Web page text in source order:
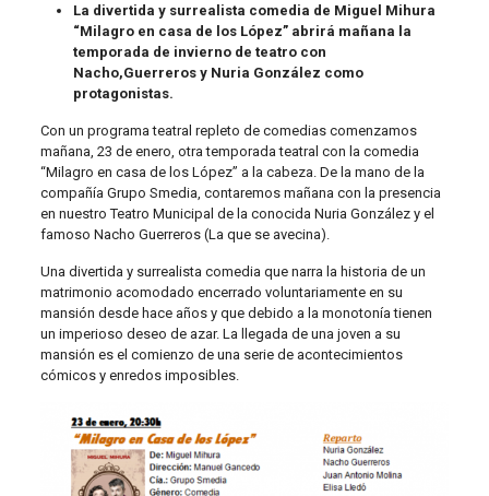
La divertida y surrealista comedia de Miguel Mihura
“Milagro en casa de los López” abrirá mañana la
temporada de invierno de teatro con
Nacho,Guerreros y Nuria González como
protagonistas.
Con un programa teatral repleto de comedias comenzamos
mañana, 23 de enero, otra temporada teatral con la comedia
“Milagro en casa de los López” a la cabeza. De la mano de la
compañía Grupo Smedia, contaremos mañana con la presencia
en nuestro Teatro Municipal de la conocida Nuria González y el
famoso Nacho Guerreros (La que se avecina).
Una divertida y surrealista comedia que narra la historia de un
matrimonio acomodado encerrado voluntariamente en su
mansión desde hace años y que debido a la monotonía tienen
un imperioso deseo de azar. La llegada de una joven a su
mansión es el comienzo de una serie de acontecimientos
cómicos y enredos imposibles.